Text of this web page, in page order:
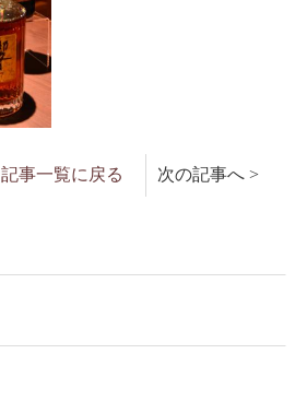
記事一覧に戻る 次の記事へ >